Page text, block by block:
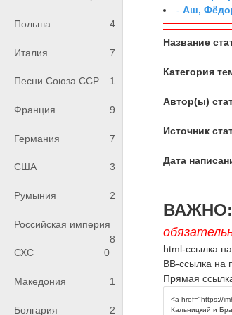
Польша 4
Италия 7
Песни Союза ССР 1
Франция 9
Германия 7
США 3
Румыния 2
Российская империя
8
СХС
0
Македония 1
Болгария 2
-Аш,
Название
Категория
Автор(ы)
Источник
Дата
ВАЖНО:
html-ссылка
BB-ссылка на
Прямая